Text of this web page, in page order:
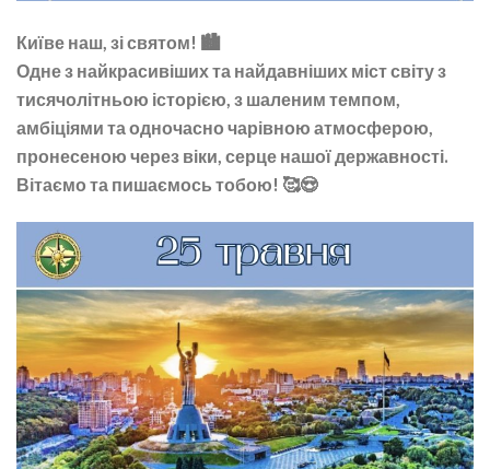
Київе наш, зі святом! 🏙
Одне з найкрасивіших та найдавніших міст світу з
тисячолітньою історією, з шаленим темпом,
амбіціями та одночасно чарівною атмосферою,
пронесеною через віки, серце нашої державності.
Вітаємо та пишаємось тобою! 🥰😍